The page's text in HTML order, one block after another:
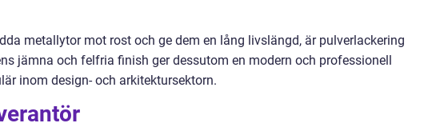
metallytor mot rost och ge dem en lång livslängd, är pulverlackering
jämna och felfria finish ger dessutom en modern och professionell
inom design- och arkitektursektorn.